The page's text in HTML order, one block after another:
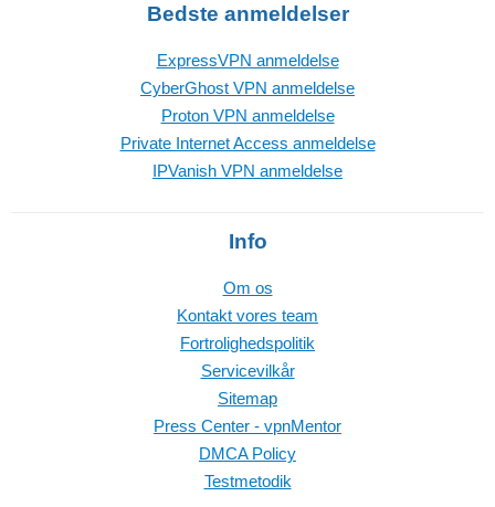
Bedste anmeldelser
ExpressVPN anmeldelse
CyberGhost VPN anmeldelse
Proton VPN anmeldelse
Private Internet Access anmeldelse
IPVanish VPN anmeldelse
Info
Om os
Kontakt vores team
Fortrolighedspolitik
Servicevilkår
Sitemap
Press Center - vpnMentor
DMCA Policy
Testmetodik